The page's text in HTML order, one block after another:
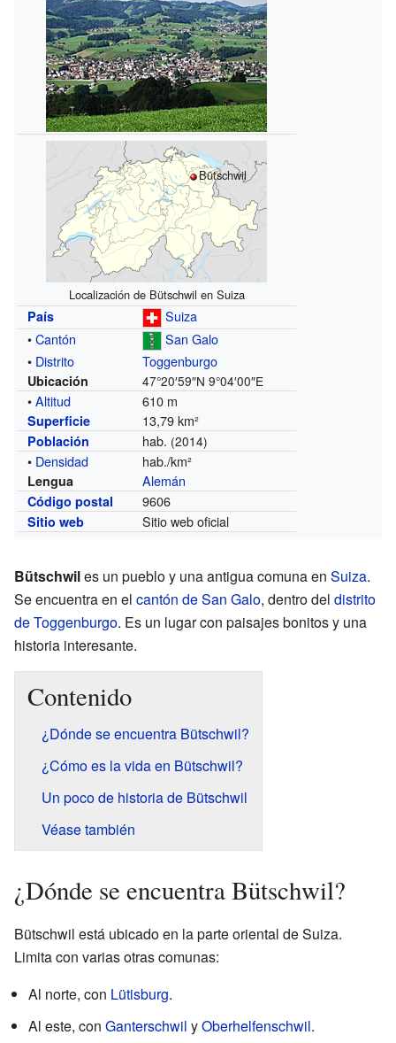
Bütschwil
Localización de Bütschwil en Suiza
País
Suiza
•Cantón
San Galo
• Distrito Toggenburgo
Ubicación 47°20′59″N 9°04′00″E
•Altitud 610 m
Superficie 13,79 km²
Población hab. (2014)
• Densidad hab./km²
Lengua Alemán
Código postal 9606
Sitio web Sitio web oficial
Bütschwiles un pueblo y una antigua comuna en Suiza.
Se encuentra en el cantón de San Galo, dentro del distrito
de Toggenburgo. Es un lugar con paisajes bonitos y una
historia interesante.
Contenido
¿Dónde se encuentra Bütschwil?
¿Cómo es la vida en Bütschwil?
Un poco de historia de Bütschwil
Véase también
¿Dónde se encuentra Bütschwil?
Bütschwil está ubicado en la parte oriental de Suiza.
Limita con varias otras comunas:
Al norte, con Lütisburg.
Al este, con Ganterschwil yOberhelfenschwil.